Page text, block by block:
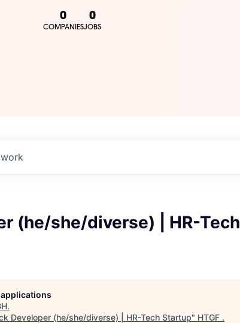
0
COMPANIES
0
JOBS
(he/she/diverse) | HR-Tech
.
Developer (he/she/diverse) | HR-Tech Startup" HTGF .